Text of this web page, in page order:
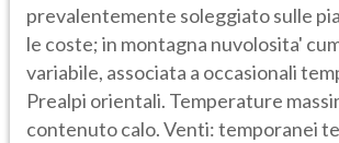
prevalentemente soleggiato sulle
le coste; in montagna nuvolosita'
variabile, associata a occasionali
Prealpi orientali. Temperature
contenuto calo. Venti: temporanei